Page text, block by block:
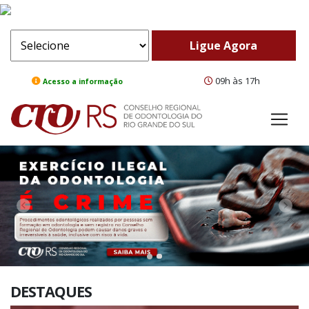
Acesso a informação 09h às 17h
ComeBack
DESTAQUES